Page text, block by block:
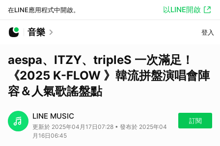
在LINE應用程式中開啟。 以LINE開啟
音樂 登入
aespa、ITZY、tripleS 一次滿足！
《2025 K-FLOW 》韓流拼盤演唱會陣
容＆人氣歌謠盤點
LINE MUSIC
更新於 2025年04月17日07:28 • 發布於 2025年04
月16日06:45
訂閱